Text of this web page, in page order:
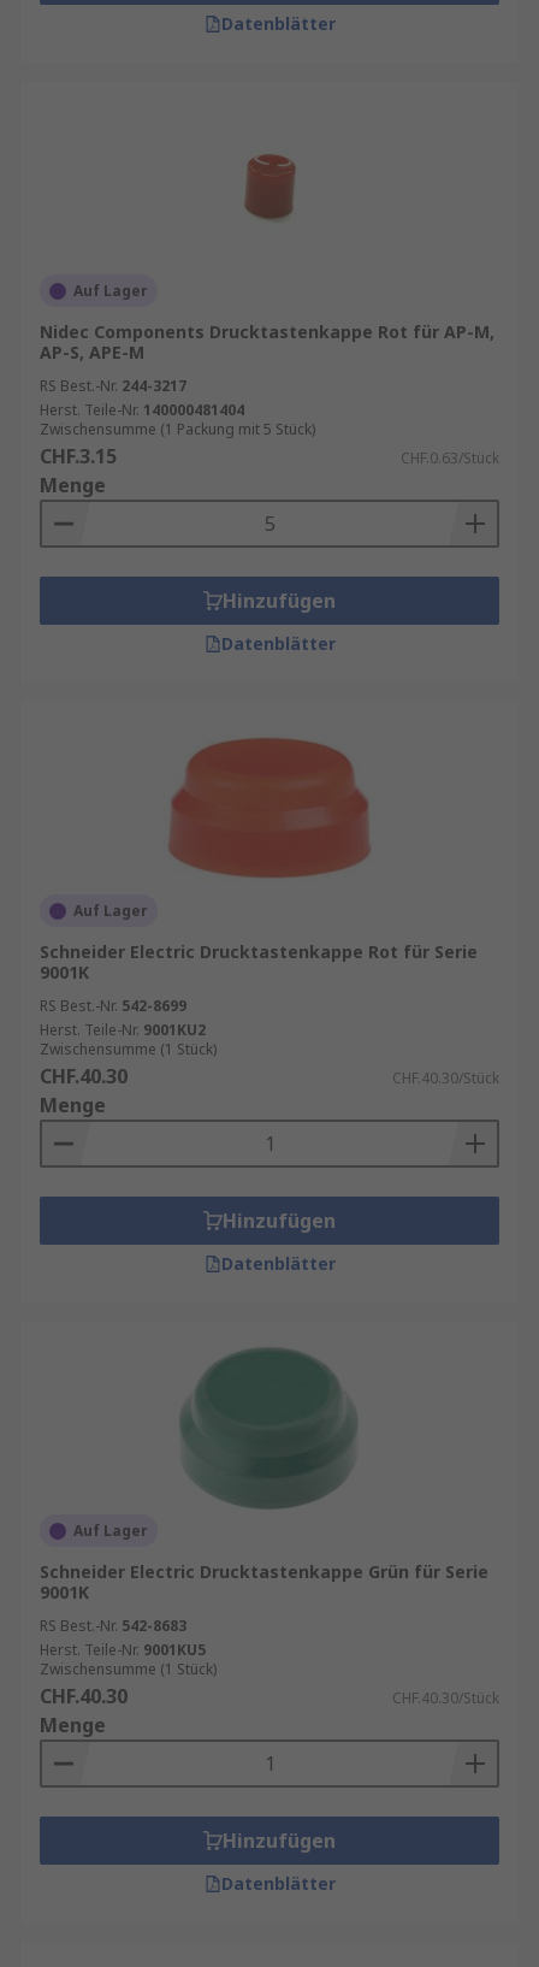
Datenblätter
Auf Lager
Nidec Components Drucktastenkappe Rot für AP-M,
AP-S, APE-M
RS Best.-Nr. 244-3217
Herst. Teile-Nr. 140000481404
Zwischensumme (1 Packung mit 5 Stück)
CHF.3.15 CHF.0.63/Stück
Menge
Hinzufügen
Datenblätter
Auf Lager
Schneider Electric Drucktastenkappe Rot für Serie
9001K
RS Best.-Nr. 542-8699
Herst. Teile-Nr. 9001KU2
Zwischensumme (1 Stück)
CHF.40.30 CHF.40.30/Stück
Menge
Hinzufügen
Datenblätter
Auf Lager
Schneider Electric Drucktastenkappe Grün für Serie
9001K
RS Best.-Nr. 542-8683
Herst. Teile-Nr. 9001KU5
Zwischensumme (1 Stück)
CHF.40.30 CHF.40.30/Stück
Menge
Hinzufügen
Datenblätter